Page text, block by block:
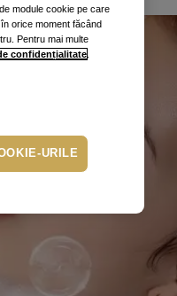
module cookie pe care
orice moment făcând
Pentru mai multe
confidențialitate
URILE